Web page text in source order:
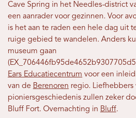
Cave Spring in het Needles-district
een aanrader voor gezinnen. Voor
is het aan te raden een hele dag uit
ruige gebied te wandelen. Anders
museum gaan
Ears Educatiecentrum voor een
van de Berenoren regio. Liefhebbers
pioniersgeschiedenis zullen zeker
Bluff Fort. Overnachting in Bluff.